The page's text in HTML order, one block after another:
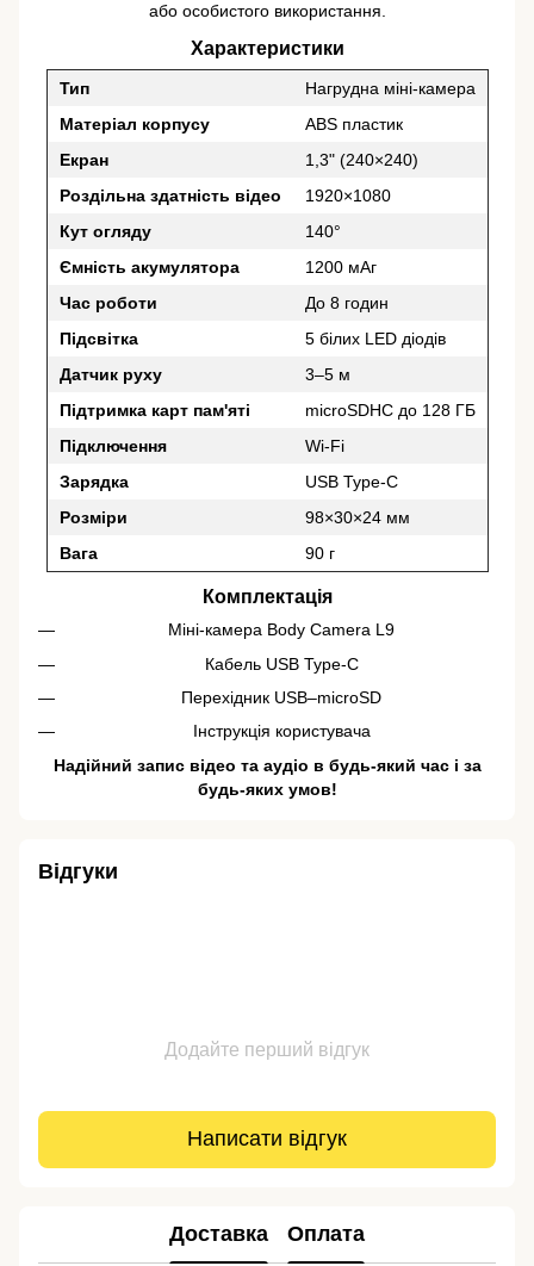
або особистого використання.
Характеристики
Тип
Нагрудна міні-камера
Матеріал корпусу
ABS пластик
Екран
1,3" (240×240)
Роздільна здатність відео
1920×1080
Кут огляду
140°
Ємність акумулятора
1200 мАг
Час роботи
До 8 годин
Підсвітка
5 білих LED діодів
Датчик руху
3–5 м
Підтримка карт пам'яті
microSDHC до 128 ГБ
Підключення
Wi-Fi
Зарядка
USB Type-C
Розміри
98×30×24 мм
Вага
90 г
Комплектація
Міні-камера Body Camera L9
Кабель USB Type-C
Перехідник USB–microSD
Інструкція користувача
Надійний запис відео та аудіо в будь-який час і за
будь-яких умов!
Відгуки
Додайте перший відгук
Написати відгук
Доставка Оплата